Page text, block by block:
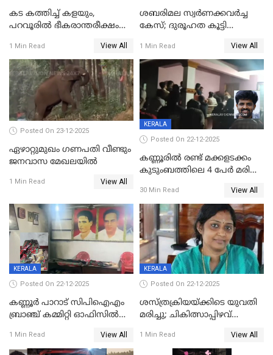
കട കത്തിച്ച് കളയും,
പറവൂരില്‍ ഭീകരാന്തരീക്ഷം
1 Min Read View All
ശബരിമല സ്വര്‍ണക്കവര്‍ച്ച
കേസ്; ദുരൂഹത കൂട്ടി
1 Min Read View All
Posted On 23-12-2025
ഏഴാറ്റുമുഖം ഗണപതി വീണ്ടും
ജനവാസ മേഖലയിൽ
1 Min Read View All
KERALA
Posted On 22-12-2025
കണ്ണൂരിൽ രണ്ട് മക്കളടക്കം
കുടുംബത്തിലെ 4 പേർ മരിച്ച
30 Min Read View All
KERALA
Posted On 22-12-2025
കണ്ണൂർ പാറാട് സിപിഐഎം
ബ്രാഞ്ച് കമ്മിറ്റി ഓഫിസിൽ
ചിത്രങ്ങളടക്കം കത്തിയ
നിലയിൽ
1 Min Read View All
KERALA
Posted On 22-12-2025
ശസ്ത്രക്രിയയ്‌ക്കിടെ യുവതി
മരിച്ചു; ചികിത്സാപ്പിഴവ്
സംഭവം മാവേലിക്കരയിൽ
1 Min Read View All